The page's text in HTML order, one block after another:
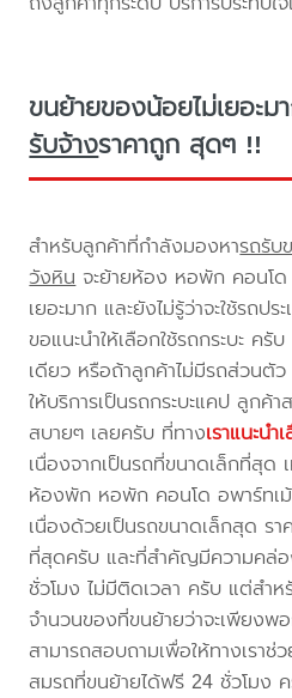
ขนย้ายของน้อยไม่เยอะม
รับจ้างราคาถูก สุดๆ !!
สำหรับลูกค้าที่กำลังมองหารถรับ
วังหิน จะย้ายห้อง หอพัก คอนโ
เยอะมาก และยังไม่รู้ว่าจะใช้รถป
ขอแนะนำให้เลือกใช้รถกระบะ ค
เดียว หรือถ้าลูกค้าไม่มีรถส่วนตั
ให้บริการเป็นรถกระบะแคป ลูกค้
สบายๆ เลยครับ ที่ทางเราแนะนำ
เนื่องจากเป็นรถที่ขนาดเล็กที่สุด
ห้องพัก หอพัก คอนโด อพาร์ทเม้
เนื่องด้วยเป็นรถขนาดเล็กสุด รา
ที่สุดครับ และที่สำคัญมีความคล่
ชั่วโมง ไม่มีติดเวลา ครับ แต่สำห
จำนวนของที่ขนย้ายว่าจะเพียง
สามารถสอบถามเพื่อให้ทางเราช่
สมรถที่ขนย้ายได้ฟรี 24 ชั่วโมง